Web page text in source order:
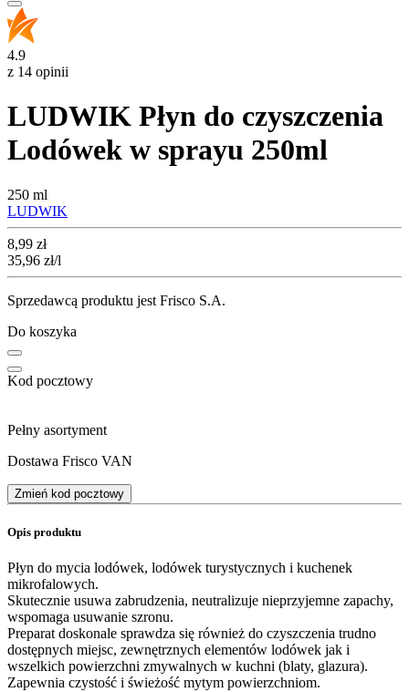
4.9
z 14 opinii
LUDWIK Płyn do czyszczenia
Lodówek w sprayu 250ml
250 ml
LUDWIK
Cena
8,99 zł
35,96 zł/l
Sprzedawcą produktu jest Frisco S.A.
Do koszyka
Kod pocztowy
Pełny asortyment
Dostawa Frisco VAN
Zmień kod pocztowy
Opis produktu
Płyn do mycia lodówek, lodówek turystycznych i kuchenek
mikrofalowych.
Skutecznie usuwa zabrudzenia, neutralizuje nieprzyjemne zapachy,
wspomaga usuwanie szronu.
Preparat doskonale sprawdza się również do czyszczenia trudno
dostępnych miejsc, zewnętrznych elementów lodówek jak i
wszelkich powierzchni zmywalnych w kuchni (blaty, glazura).
Zapewnia czystość i świeżość mytym powierzchniom.